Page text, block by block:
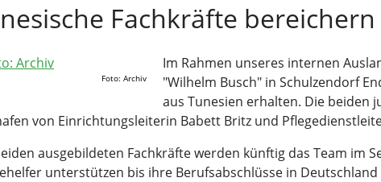
Fachkräfte
Foto: Archiv
Im Rahmen unseres internen
"Wilhelm Busch" in Schulzendorf
aus Tunesien erhalten. Die beiden
von Einrichtungsleiterin Babett Britz und
ausgebildeten Fachkräfte werden künftig das Team im
unterstützen bis ihre Berufsabschlüsse in